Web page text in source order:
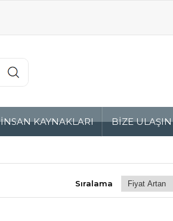
İNSAN KAYNAKLARI BİZE ULAŞIN
Sıralama